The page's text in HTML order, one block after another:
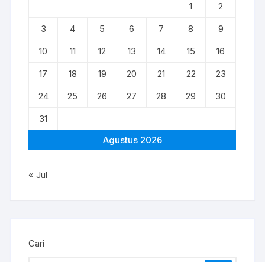
Agustus 2026
1
2
3
4 5 6 7 8
9
10
11 12 13 14 15
16
17
18 19 20 21 22
23
24
25 26 27 28 29
30
31
« Jul
Cari